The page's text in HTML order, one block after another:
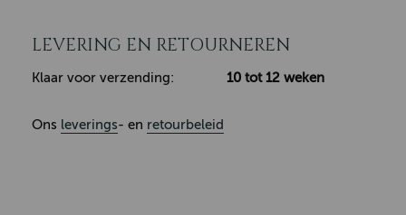
LEVERING EN RETOURNEREN
Klaar voor verzending: 10 tot 12 weken
Ons leverings- en retourbeleid